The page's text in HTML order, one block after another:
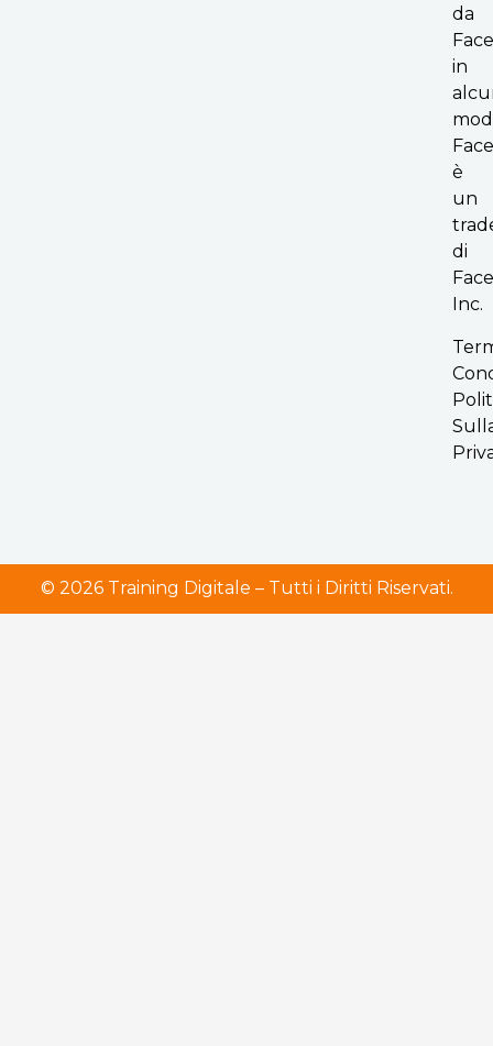
da
in
è
un
di
Inc.
© 2026 Training Digitale – Tutti i Diritti Riservati.